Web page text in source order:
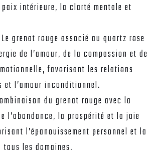
intérieure, la clarté mentale et
Le grenat rouge associé au quartz rose
de l’amour, de la compassion et de
favorisant les relations
et l’amour inconditionnel.
du grenat rouge avec la
l’abondance, la prospérité et la joie
l’épanouissement personnel et la